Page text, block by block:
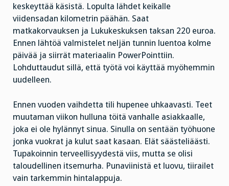
keskeyttää käsistä. Lopulta lähdet keikalle
viidensadan kilometrin päähän. Saat
matkakorvauksen ja Lukukeskuksen taksan 220 euroa.
Ennen lähtöä valmistelet neljän tunnin luentoa kolme
päivää ja siirrät materiaalin PowerPointtiin.
Lohduttaudut sillä, että työtä voi käyttää myöhemmin
uudelleen.
Ennen vuoden vaihdetta tili hupenee uhkaavasti. Teet
muutaman viikon hulluna töitä vanhalle asiakkaalle,
joka ei ole hylännyt sinua. Sinulla on sentään työhuone
jonka vuokrat ja kulut saat kasaan. Elät säästeliäästi.
Tupakoinnin terveellisyydestä viis, mutta se olisi
taloudellinen itsemurha. Punaviinistä et luovu, tiirailet
vain tarkemmin hintalappuja.